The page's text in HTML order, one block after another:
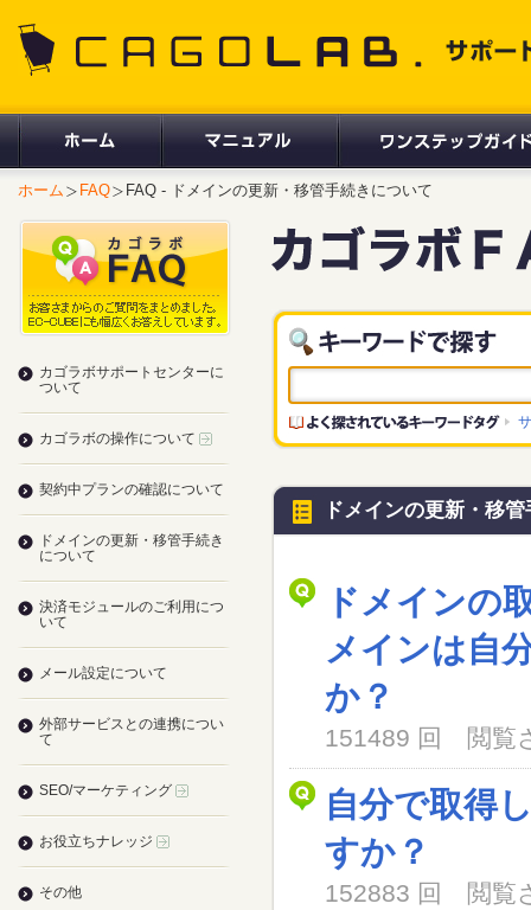
ホーム FAQ FAQ - ドメインの更新・移管手続きについて
ドメインの更新・移
ドメインの
メインは自
か？
151489 回 閲覧
自分で取得
すか？
152883 回 閲覧
カゴラボサポートセンターに
ついて
カゴラボの操作について
契約中プランの確認について
ドメインの更新・移管手続き
について
決済モジュールのご利用につ
いて
メール設定について
外部サービスとの連携につい
て
SEO/マーケティング
お役立ちナレッジ
その他